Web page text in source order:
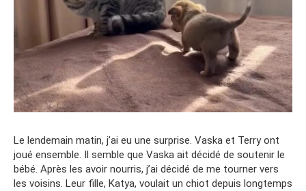
Le lendemain matin, j’ai eu une surprise. Vaska et Terry ont
joué ensemble. Il semble que Vaska ait décidé de soutenir le
bébé. Après les avoir nourris, j’ai décidé de me tourner vers
les voisins. Leur fille, Katya, voulait un chiot depuis longtemps